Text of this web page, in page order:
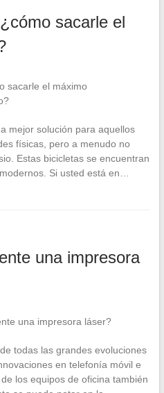
sacarle el
mejor solución para aquellos
físicas, pero a menudo no
Estas bicicletas se encuentran
Si usted está en…
una impresora
todas las grandes evoluciones
en telefonía móvil e
los equipos de oficina también